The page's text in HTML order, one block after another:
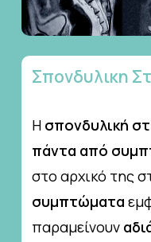
Σπονδυλικη
Η σπονδυλική
πάντα από
στο αρχικό της
συμπτώματα
παραμείνουν